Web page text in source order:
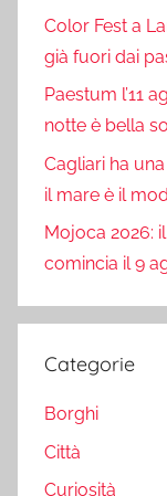
Color Fest a
già fuori dai
Paestum l’11
notte è bella
Cagliari ha
il mare è il
Mojoca 2026:
comincia il 9
Categorie
Borghi
Città
Curiosità